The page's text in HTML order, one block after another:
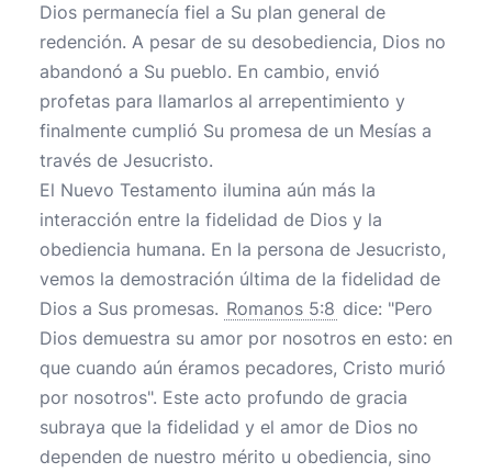
Dios permanecía fiel a Su plan general de
redención. A pesar de su desobediencia, Dios no
abandonó a Su pueblo. En cambio, envió
profetas para llamarlos al arrepentimiento y
finalmente cumplió Su promesa de un Mesías a
través de Jesucristo.
El Nuevo Testamento ilumina aún más la
interacción entre la fidelidad de Dios y la
obediencia humana. En la persona de Jesucristo,
vemos la demostración última de la fidelidad de
Dios a Sus promesas. Romanos 5:8 dice: "Pero
Dios demuestra su amor por nosotros en esto: en
que cuando aún éramos pecadores, Cristo murió
por nosotros". Este acto profundo de gracia
subraya que la fidelidad y el amor de Dios no
dependen de nuestro mérito u obediencia, sino